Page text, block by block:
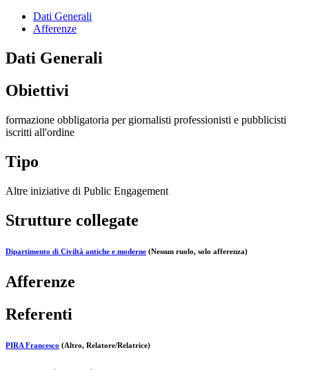
Dati Generali
Afferenze
Dati Generali
Obiettivi
formazione obbligatoria per giornalisti professionisti e pubblicisti
iscritti all'ordine
Tipo
Altre iniziative di Public Engagement
Strutture collegate
Dipartimento di Civiltà antiche e moderne (Nessun ruolo, solo afferenza)
Afferenze
Referenti
PIRA Francesco (Altro, Relatore/Relatrice)